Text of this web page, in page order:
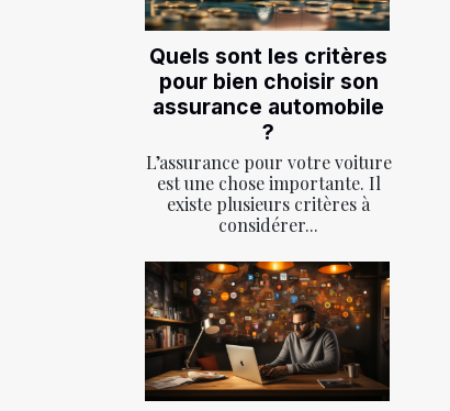
Quels sont les critères
pour bien choisir son
assurance automobile
?
L’assurance pour votre voiture
est une chose importante. Il
existe plusieurs critères à
considérer...